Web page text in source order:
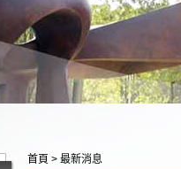
首頁 > 最新消息